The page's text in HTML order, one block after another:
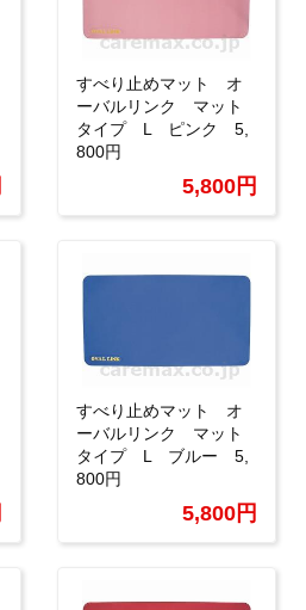
すべり止めマット オ
ーバルリンク マット
タイプ L ピンク 5,
800円
5,800円
すべり止めマット オ
ーバルリンク マット
タイプ L ブルー 5,
800円
5,800円